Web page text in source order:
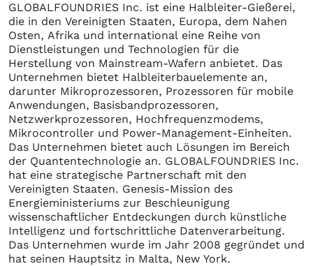
GLOBALFOUNDRIES Inc. ist eine Halbleiter-Gießerei,
die in den Vereinigten Staaten, Europa, dem Nahen
Osten, Afrika und international eine Reihe von
Dienstleistungen und Technologien für die
Herstellung von Mainstream-Wafern anbietet. Das
Unternehmen bietet Halbleiterbauelemente an,
darunter Mikroprozessoren, Prozessoren für mobile
Anwendungen, Basisbandprozessoren,
Netzwerkprozessoren, Hochfrequenzmodems,
Mikrocontroller und Power-Management-Einheiten.
Das Unternehmen bietet auch Lösungen im Bereich
der Quantentechnologie an. GLOBALFOUNDRIES Inc.
hat eine strategische Partnerschaft mit den
Vereinigten Staaten. Genesis-Mission des
Energieministeriums zur Beschleunigung
wissenschaftlicher Entdeckungen durch künstliche
Intelligenz und fortschrittliche Datenverarbeitung.
Das Unternehmen wurde im Jahr 2008 gegründet und
hat seinen Hauptsitz in Malta, New York.